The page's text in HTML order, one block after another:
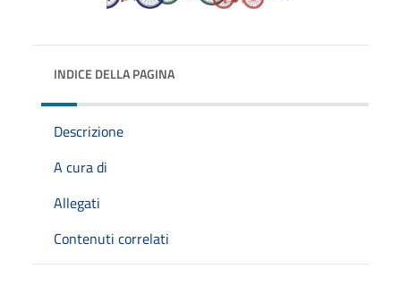
INDICE DELLA PAGINA
Descrizione
A cura di
Allegati
Contenuti correlati